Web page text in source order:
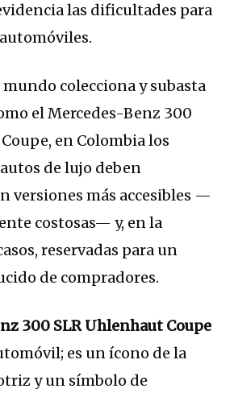
las dificultades para
colecciona y subasta
el Mercedes-Benz 300
en Colombia los
de lujo deben
versiones más accesibles —
costosas— y, en la
reservadas para un
de compradores.
300 SLR Uhlenhaut Coupe
es un ícono de la
y un símbolo de